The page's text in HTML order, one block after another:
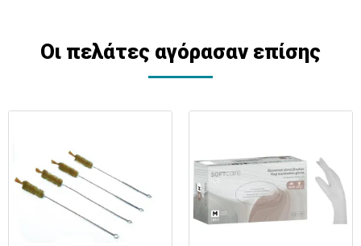
Οι πελάτες αγόρασαν επίσης